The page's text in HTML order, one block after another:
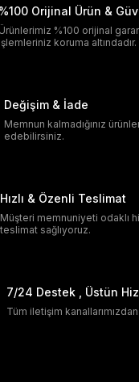
%100 Orijinal Ürün &
Ürünlerimiz %100 orijinal
işlemleriniz koruma altındadır.
Değişim & İade
Memnun kalmadığınız
edebilirsiniz.
Hızlı & Özenli Teslimat
Müşteri memnuniyeti odaklı
teslimat sağlıyoruz.
7/24 Destek , Üstün
Tüm iletişim